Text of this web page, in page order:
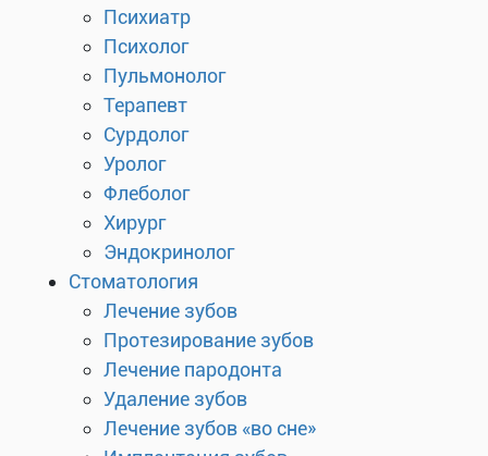
Психиатр
Психолог
Пульмонолог
Терапевт
Сурдолог
Уролог
Флеболог
Хирург
Эндокринолог
Стоматология
Лечение зубов
Протезирование зубов
Лечение пародонта
Удаление зубов
Лечение зубов «во сне»